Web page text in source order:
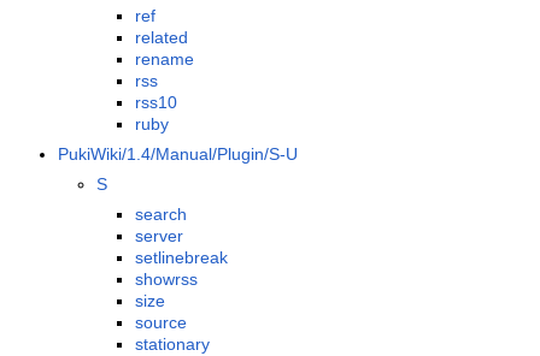
ref
related
rename
rss
rss10
ruby
PukiWiki/1.4/Manual/Plugin/S-U
S
search
server
setlinebreak
showrss
size
source
stationary